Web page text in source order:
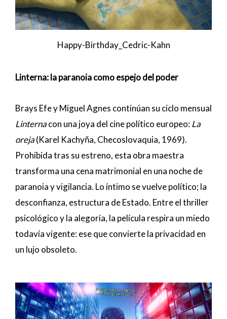
Happy-Birthday_Cedric-Kahn
Linterna: la paranoia como espejo del poder
Brays Efe y Miguel Agnes continúan su ciclo mensual
Linternacon una joya del cine político europeo:La
oreja(Karel Kachyňa, Checoslovaquia, 1969).
Prohibida tras su estreno, esta obra maestra
transforma una cena matrimonial en una noche de
paranoia y vigilancia. Lo íntimo se vuelve político; la
desconfianza, estructura de Estado. Entre el thriller
psicológico y la alegoría, la película respira un miedo
todavía vigente: ese que convierte la privacidad en
un lujo obsoleto.